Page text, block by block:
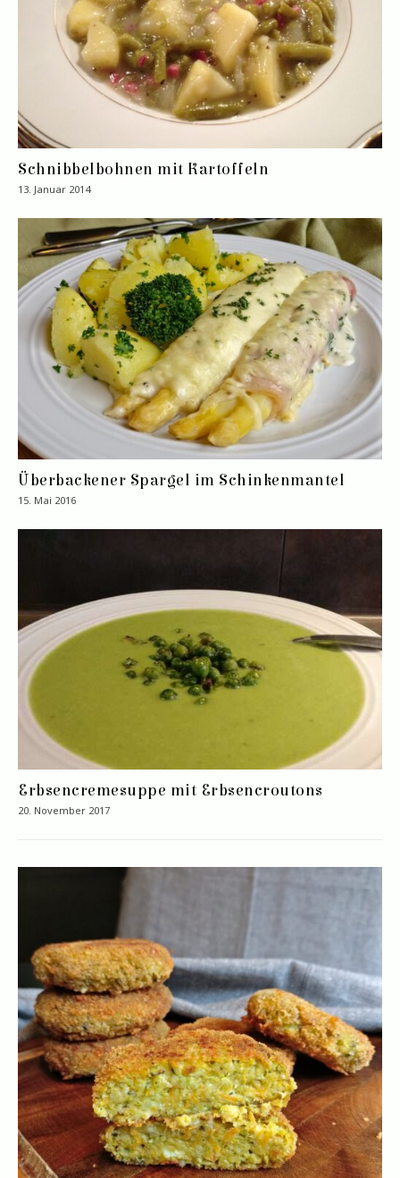
Schnibbelbohnen mit Kartoffeln
13. Januar 2014
Überbackener Spargel im Schinkenmantel
15. Mai 2016
Erbsencremesuppe mit Erbsencroutons
20. November 2017